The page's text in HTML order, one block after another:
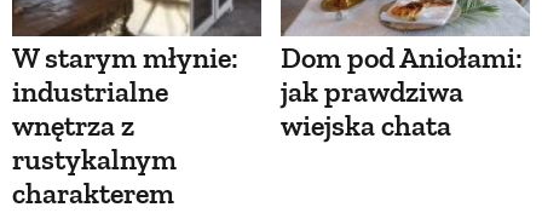
W starym młynie:
industrialne
wnętrza z
rustykalnym
charakterem
Dom pod Aniołami:
jak prawdziwa
wiejska chata